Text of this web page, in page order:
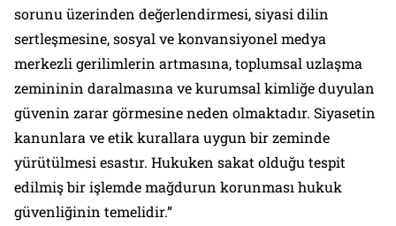
sorunu üzerinden değerlendirmesi, siyasi dilin
sertleşmesine, sosyal ve konvansiyonel medya
merkezli gerilimlerin artmasına, toplumsal uzlaşma
zemininin daralmasına ve kurumsal kimliğe duyulan
güvenin zarar görmesine neden olmaktadır. Siyasetin
kanunlara ve etik kurallara uygun bir zeminde
yürütülmesi esastır. Hukuken sakat olduğu tespit
edilmiş bir işlemde mağdurun korunması hukuk
güvenliğinin temelidir.”